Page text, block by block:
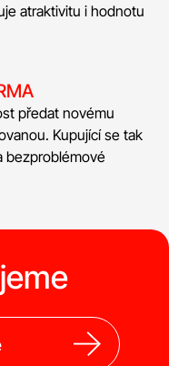
atraktivitu i hodnotu
předat novému
Kupující se tak
bezproblémové